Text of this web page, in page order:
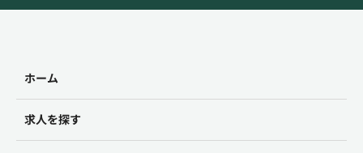
ホーム
求人を探す